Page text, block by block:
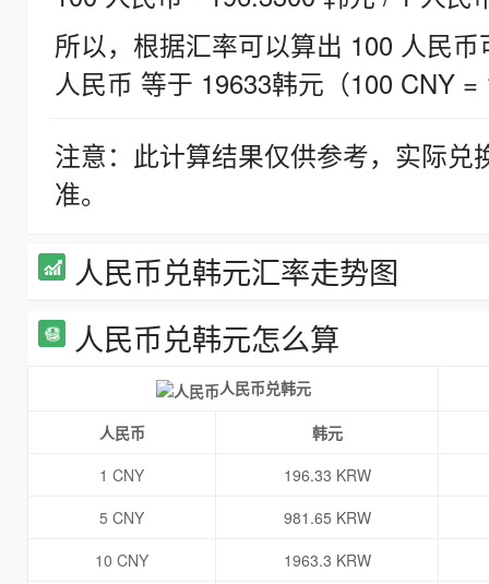
所以，根据汇率可以算出 100 人民
人民币 等于 19633韩元（100 CNY =
注意：此计算结果仅供参考，实际
准。
人民币兑韩元汇率走势图
人民币兑韩元怎么算
人民币兑韩元
人民币
韩元
1 CNY
196.33 KRW
5 CNY
981.65 KRW
10 CNY
1963.3 KRW